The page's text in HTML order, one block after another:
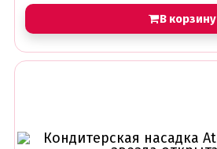
В корзину